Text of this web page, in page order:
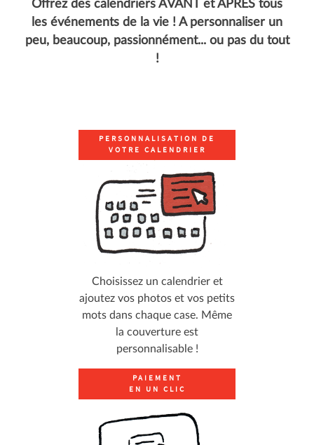
Offrez des calendriers AVANT et APRES tous
les événements de la vie ! A personnaliser un
peu, beaucoup, passionnément... ou pas du tout
!
PERSONNALISATION DE
VOTRE CALENDRIER
Choisissez un calendrier et
ajoutez vos photos et vos petits
mots dans chaque case. Même
la couverture est
personnalisable !
PAIEMENT
EN UN CLIC